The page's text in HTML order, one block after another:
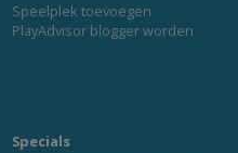
Speelplek toevoegen
PlayAdvisor blogger worden
Specials